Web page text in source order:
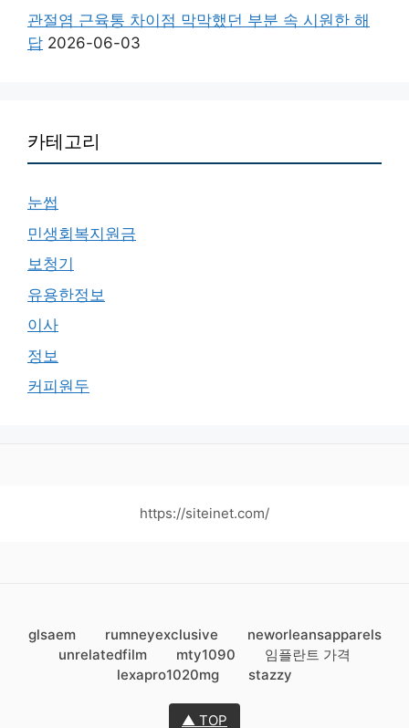
관절염 근육통 차이점 막막했던 부분 속 시원한 해
답 2026-06-03
카테고리
눈썹
민생회복지원금
보청기
유용한정보
이사
정보
커피원두
https://siteinet.com/
glsaem rumneyexclusive
neworleansapparels
unrelatedfilm
mty1090
임플란트 가격
lexapro1020mg
stazzy
▲ TOP